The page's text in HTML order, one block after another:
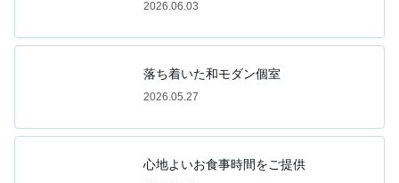
2026.06.03
落ち着いた和モダン個室
2026.05.27
心地よいお食事時間をご提供